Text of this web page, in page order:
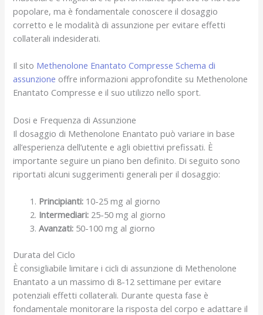
popolare, ma è fondamentale conoscere il dosaggio
corretto e le modalità di assunzione per evitare effetti
collaterali indesiderati.
Il sito Methenolone Enantato Compresse Schema di
assunzione offre informazioni approfondite su Methenolone
Enantato Compresse e il suo utilizzo nello sport.
Dosi e Frequenza di Assunzione
Il dosaggio di Methenolone Enantato può variare in base
all’esperienza dell’utente e agli obiettivi prefissati. È
importante seguire un piano ben definito. Di seguito sono
riportati alcuni suggerimenti generali per il dosaggio:
Principianti: 10-25 mg al giorno
Intermediari: 25-50 mg al giorno
Avanzati: 50-100 mg al giorno
Durata del Ciclo
È consigliabile limitare i cicli di assunzione di Methenolone
Enantato a un massimo di 8-12 settimane per evitare
potenziali effetti collaterali. Durante questa fase è
fondamentale monitorare la risposta del corpo e adattare il